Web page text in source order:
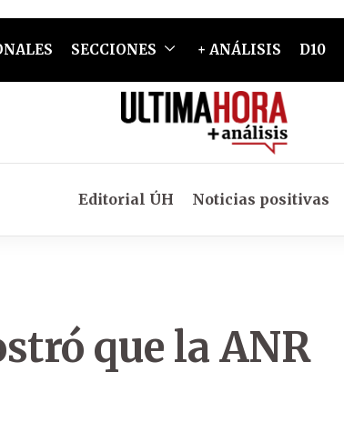
SECCIONES + ANÁLISIS D10
Editorial ÚH Noticias positivas
que la ANR